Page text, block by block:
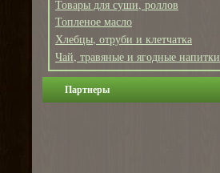
Товары для суши, роллов
Топленое масло
Хлебцы, отруби и клетчатка
Чай, травяные и ягодные напитки
Партнеры